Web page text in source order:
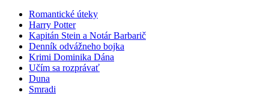
Romantické úteky
Harry Potter
Kapitán Stein a Notár Barbarič
Denník odvážneho bojka
Krimi Dominika Dána
Učím sa rozprávať
Duna
Smradi